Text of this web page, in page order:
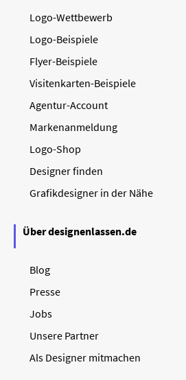
Logo-Wettbewerb
Logo-Beispiele
Flyer-Beispiele
Visitenkarten-Beispiele
Agentur-Account
Markenanmeldung
Logo-Shop
Designer finden
Grafikdesigner in der Nähe
Über designenlassen.de
Blog
Presse
Jobs
Unsere Partner
Als Designer mitmachen